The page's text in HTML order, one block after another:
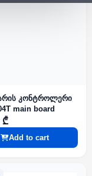
კონტროლერი
main board
₾
Add to cart